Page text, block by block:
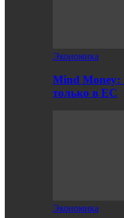
Экономика
Mind Money:
только в ЕС
Экономика